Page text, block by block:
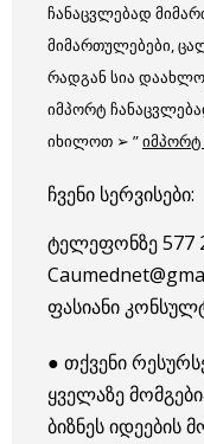
ჩანაცვლებად
მიმართულებები,
რადგან სია
იმპორტ
იხილოთ ➢ ”იმპორტ
ჩვენი სერვისები:
ტელეფონზე 577
ფასიანი
● თქვენი
ყველაზე
ბიზნეს იდეების